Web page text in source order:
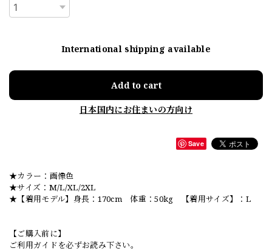
International shipping available
Add to cart
日本国内にお住まいの方向け
Save
★カラー：画像色
★サイズ：M/L/XL/2XL
★【着用モデル】身長：170cm 体重：50kg 【着用サイズ】：L
【ご購入前に】
ご利用ガイドを必ずお読み下さい。